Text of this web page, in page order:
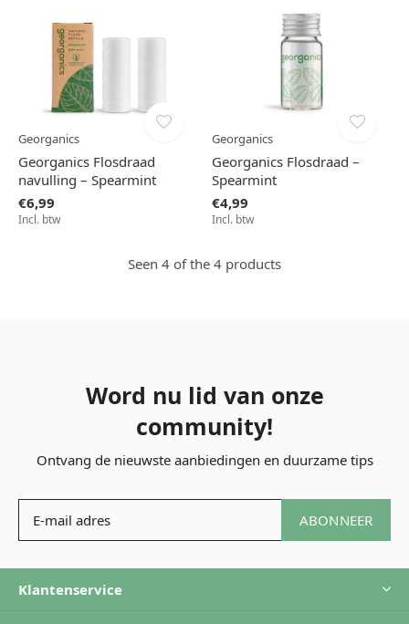
Georganics
Georganics Flosdraad
navulling – Spearmint
€6,99
Incl. btw
Georganics
Georganics Flosdraad –
Spearmint
€4,99
Incl. btw
Seen 4 of the 4 products
Word nu lid van onze
community!
Ontvang de nieuwste aanbiedingen en duurzame tips
ABONNEER
Klantenservice